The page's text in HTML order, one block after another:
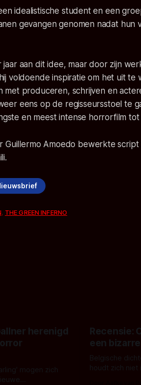
idealistische student en een
gevangen genomen nadat hun
aan dit idee, maar door zijn
voldoende inspiratie om het uit te
met produceren, schrijven en
eens op de regisseursstoel te
en meest intense horrorfilm tot
Guillermo Amoedo bewerkte
, THE GREEN INFERNO
herenigd
mogen zich
Recensie:
een
Belgische
houdt zich niet